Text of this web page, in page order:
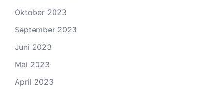
Oktober 2023
September 2023
Juni 2023
Mai 2023
April 2023